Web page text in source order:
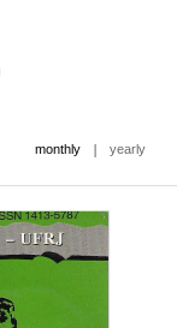
monthly | yearly